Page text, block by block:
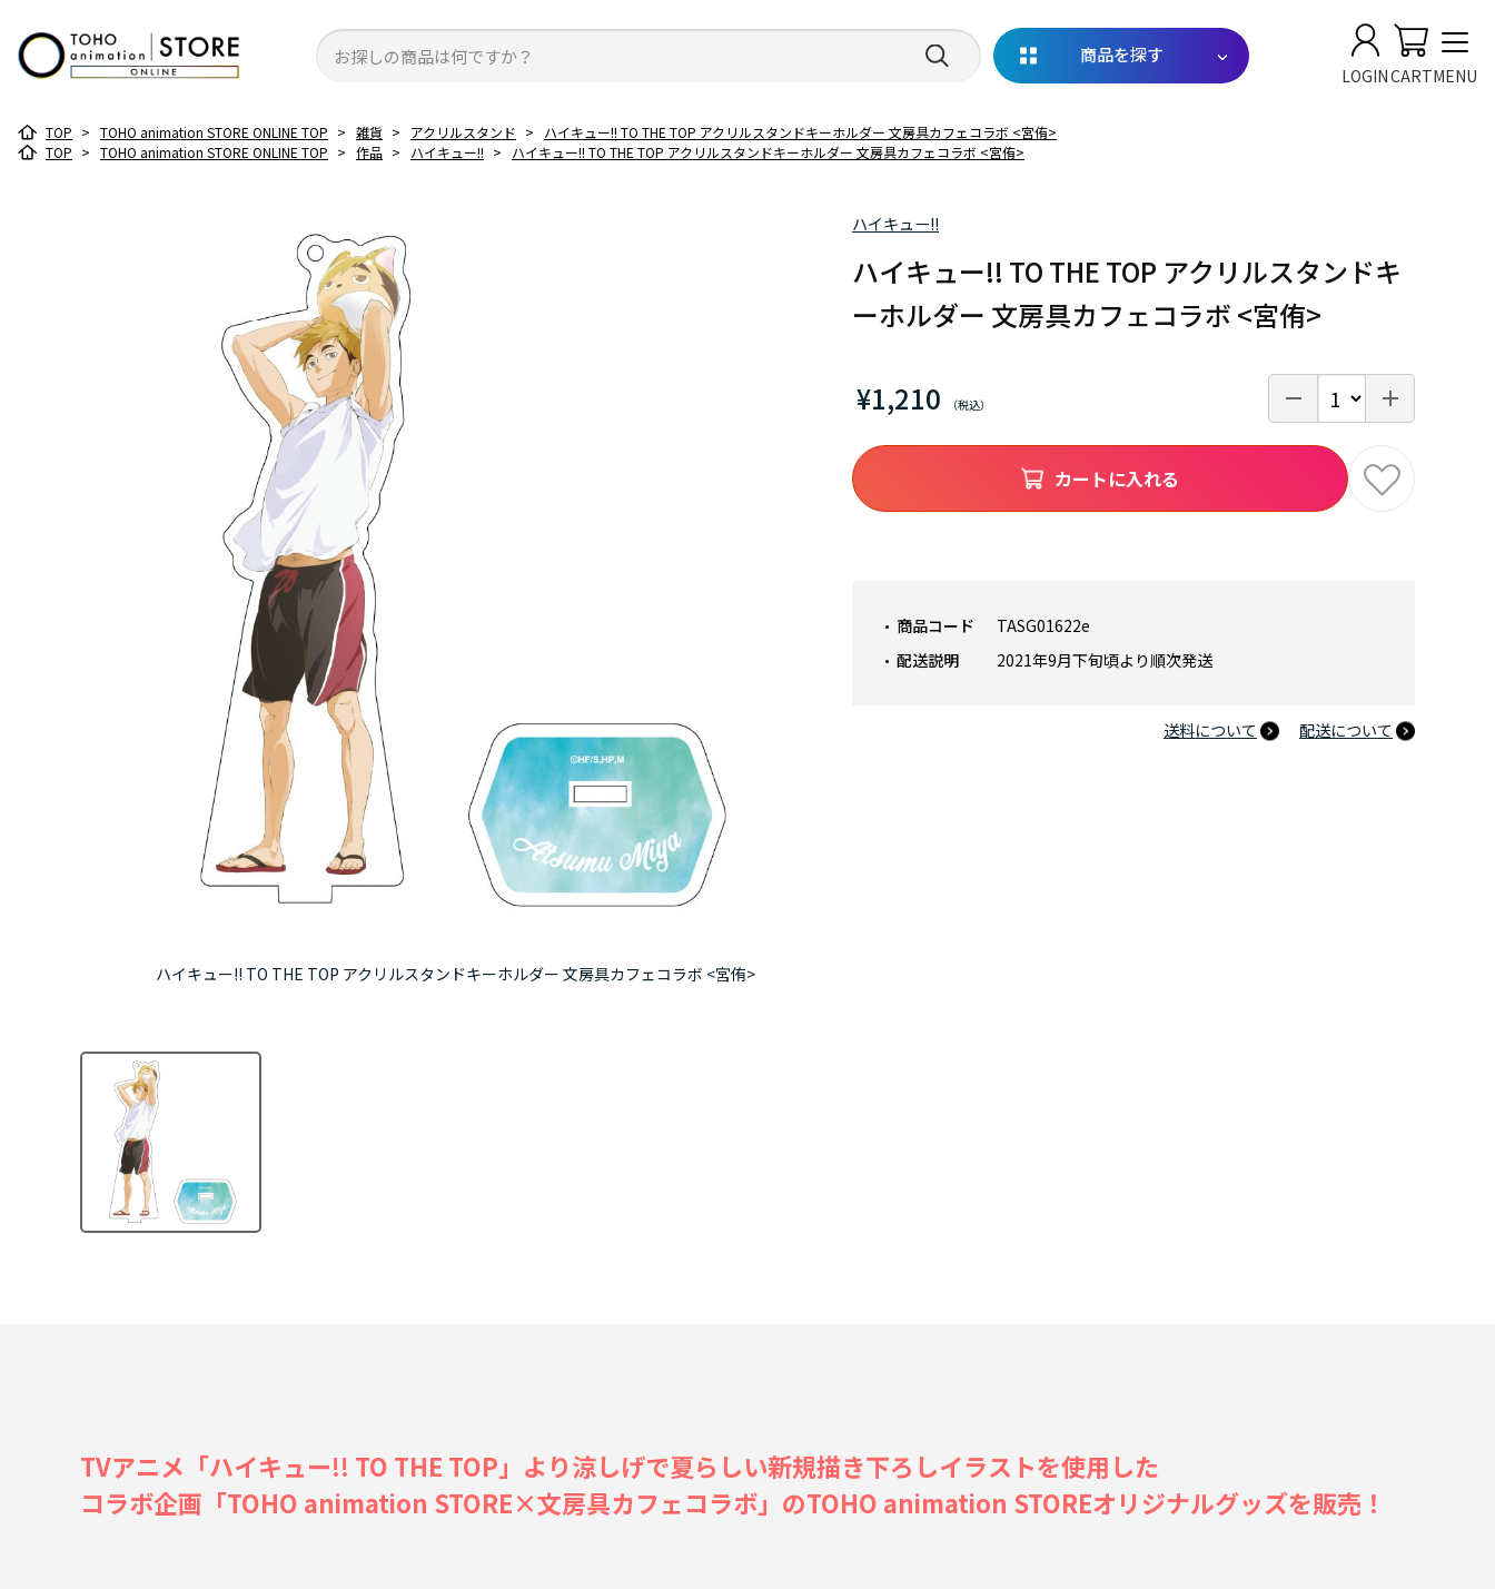
商品を探す
LOGINCARTMENU
TOP > TOHO animation STORE ONLINE TOP > 雑貨 > アクリルスタンド >
ハイキュー!! TO THE TOP アクリルスタンドキーホルダー 文房具カフェコラボ <宮侑>
TOP > TOHO animation STORE ONLINE TOP > 作品 > ハイキュー!! > ハイキュー!! TO THE TOP アクリルスタンドキーホルダー 文房具カフェコラボ <宮侑>
ハイキュー!! TO THE TOP アクリルスタンドキーホルダー 文房具カフェコラボ <宮侑>
ハイキュー!!
ハイキュー!! TO THE TOP アクリルスタンドキ
ーホルダー 文房具カフェコラボ <宮侑>
¥1,210
商品コード
TASG01622e
配送説明
2021年9月下旬頃より順次発送
送料について 配送について
カートに入れる
TVアニメ「ハイキュー!! TO THE TOP」より涼しげで夏らしい新規描き下ろしイラストを使用した
コラボ企画「TOHO animation STORE×文房具カフェコラボ」のTOHO animation STOREオリジナルグッズを販売！